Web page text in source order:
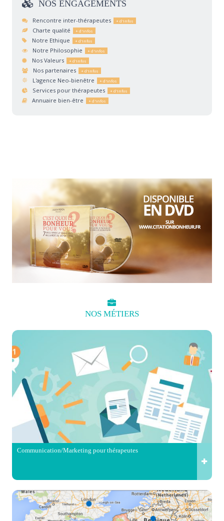
NOS ENGAGEMENTS
Rencontre inter-thérapeutes
Charte qualité
Notre Ethique
Notre Philosophie
Nos Valeurs
Nos partenaires
L'agence Neo-bienêtre
Services pour thérapeutes
Annuaire bien-être
NOS MÉTIERS
Communication/Marketing pour thérapeutes